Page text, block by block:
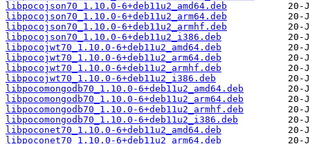
libpocojson70_1.10.0-6+deb11u2_amd64.deb
libpocojson70_1.10.0-6+deb11u2_arm64.deb
libpocojson70_1.10.0-6+deb11u2_armhf.deb
libpocojson70_1.10.0-6+deb11u2_i386.deb
libpocojwt70_1.10.0-6+deb11u2_amd64.deb
libpocojwt70_1.10.0-6+deb11u2_arm64.deb
libpocojwt70_1.10.0-6+deb11u2_armhf.deb
libpocojwt70_1.10.0-6+deb11u2_i386.deb
libpocomongodb70_1.10.0-6+deb11u2_amd64.deb
libpocomongodb70_1.10.0-6+deb11u2_arm64.deb
libpocomongodb70_1.10.0-6+deb11u2_armhf.deb
libpocomongodb70_1.10.0-6+deb11u2_i386.deb
libpoconet70_1.10.0-6+deb11u2_amd64.deb
libpoconet70_1.10.0-6+deb11u2_arm64.deb